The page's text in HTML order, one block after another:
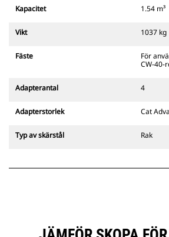
311–352 och
dikesbredd
det CW-
redskapen.
Kapacitet 1.54 m³
Vikt 1037 kg
Fäste
För
CW-40-
Adapterantal 4
Adapterstorlek Cat
Typ av skärstål Rak